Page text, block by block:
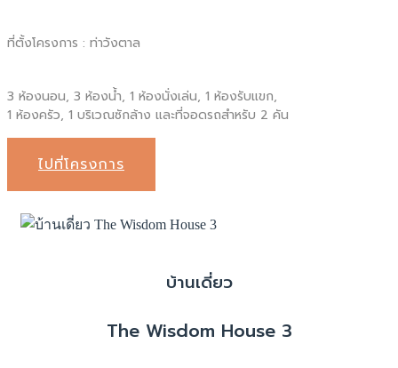
ที่ตั้งโครงการ : ท่าวังตาล
3 ห้องนอน, 3 ห้องน้ำ, 1 ห้องนั่งเล่น, 1 ห้องรับแขก,
1 ห้องครัว, 1 บริเวณซักล้าง และที่จอดรถสำหรับ 2 คัน
ไปที่โครงการ
บ้านเดี่ยว
The Wisdom House 3